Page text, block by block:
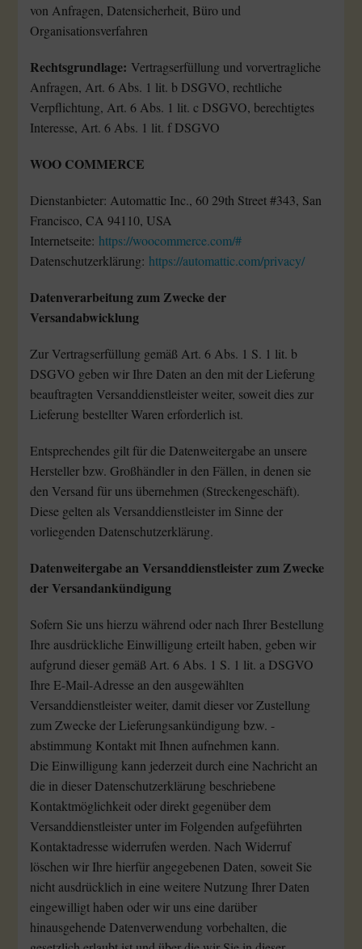
von Anfragen, Datensicherheit, Büro und
Organisationsverfahren
Rechtsgrundlage: Vertragserfüllung und vorvertragliche
Anfragen, Art. 6 Abs. 1 lit. b DSGVO, rechtliche
Verpflichtung, Art. 6 Abs. 1 lit. c DSGVO, berechtigtes
Interesse, Art. 6 Abs. 1 lit. f DSGVO
WOO COMMERCE
Dienstanbieter: Automattic Inc., 60 29th Street #343, San
Francisco, CA 94110, USA
Internetseite: https://woocommerce.com/#
Datenschutzerklärung: https://automattic.com/privacy/
Datenverarbeitung zum Zwecke der
Versandabwicklung
Zur Vertragserfüllung gemäß Art. 6 Abs. 1 S. 1 lit. b
DSGVO geben wir Ihre Daten an den mit der Lieferung
beauftragten Versanddienstleister weiter, soweit dies zur
Lieferung bestellter Waren erforderlich ist.
Entsprechendes gilt für die Datenweitergabe an unsere
Hersteller bzw. Großhändler in den Fällen, in denen sie
den Versand für uns übernehmen (Streckengeschäft).
Diese gelten als Versanddienstleister im Sinne der
vorliegenden Datenschutzerklärung.
Datenweitergabe an Versanddienstleister zum Zwecke
der Versandankündigung
Sofern Sie uns hierzu während oder nach Ihrer Bestellung
Ihre ausdrückliche Einwilligung erteilt haben, geben wir
aufgrund dieser gemäß Art. 6 Abs. 1 S. 1 lit. a DSGVO
Ihre E-Mail-Adresse an den ausgewählten
Versanddienstleister weiter, damit dieser vor Zustellung
zum Zwecke der Lieferungsankündigung bzw. -
abstimmung Kontakt mit Ihnen aufnehmen kann.
Die Einwilligung kann jederzeit durch eine Nachricht an
die in dieser Datenschutzerklärung beschriebene
Kontaktmöglichkeit oder direkt gegenüber dem
Versanddienstleister unter im Folgenden aufgeführten
Kontaktadresse widerrufen werden. Nach Widerruf
löschen wir Ihre hierfür angegebenen Daten, soweit Sie
nicht ausdrücklich in eine weitere Nutzung Ihrer Daten
eingewilligt haben oder wir uns eine darüber
hinausgehende Datenverwendung vorbehalten, die